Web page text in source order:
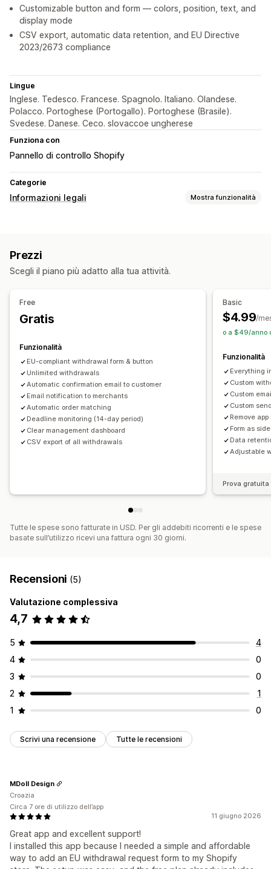
Customizable button and form — colors, position, text, and
display mode
CSV export, automatic data retention, and EU Directive
2023/2673 compliance
Lingue
Inglese. Tedesco. Francese. Spagnolo. Italiano. Olandese.
Polacco. Portoghese (Portogallo). Portoghese (Brasile).
Svedese. Danese. Ceco. slovaccoe ungherese
Funziona con
Pannello di controllo Shopify
Categorie
Informazioni legali Mostra funzionalità
Gestione delle informative
Prezzi
Scegli il piano più adatto alla tua attività.
Free
Gratis
Funzionalità
EU-compliant withdrawal form & button
Unlimited withdrawals
Automatic confirmation email to customer
Email notification to merchants
Automatic order matching
Deadline monitoring (14-day period)
Clear management dashboard
CSV export of all withdrawals
Basic
$4.99/
o a $49/anno
Funzionalità
Everything
Custom
Custom
Custom
Remove
Form as
Data
Adjustable
Prova
Tutte le spese sono fatturate in USD. Per gli addebiti ricorrenti e le spese
basate sull’utilizzo ricevi una fattura ogni 30 giorni.
Recensioni (5)
Valutazione complessiva
4,7
5
4
4
0
3
0
2
1
1
0
Scrivi una recensione Tutte le recensioni
11 giugno 2026
Great app and excellent support!
I installed this app because I needed a simple and affordable
way to add an EU withdrawal request form to my Shopify
MDoll Design
Croazia
Circa 7 ore di utilizzo dell’app